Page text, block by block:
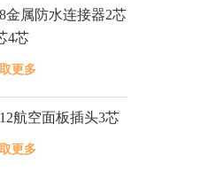
金属防水连接器2芯
4芯
更多
航空面板插头3芯
更多